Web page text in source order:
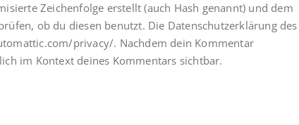
Zeichenfolge erstellt (auch Hash genannt) und dem
ob du diesen benutzt. Die Datenschutzerklärung des
privacy/. Nachdem dein Kommentar
im Kontext deines Kommentars sichtbar.